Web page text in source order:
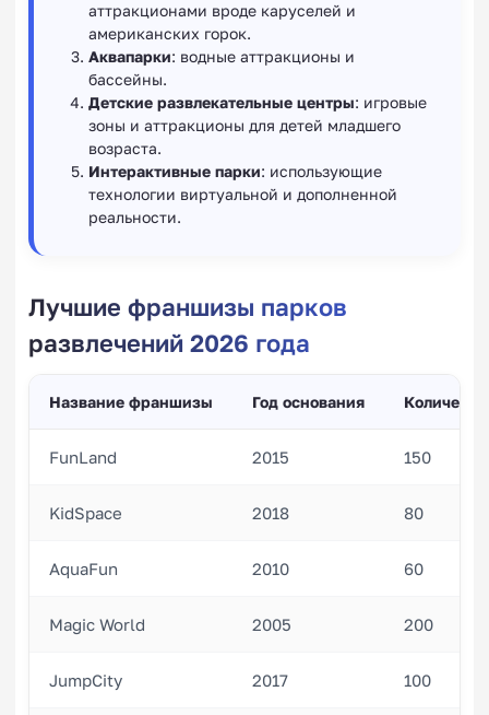
аттракционами вроде каруселей и
американских горок.
Аквапарки: водные аттракционы и
бассейны.
Детские развлекательные центры: игровые
зоны и аттракционы для детей младшего
возраста.
Интерактивные парки: использующие
технологии виртуальной и дополненной
реальности.
Лучшие франшизы парков
развлечений 2026 года
Название франшизы Год основания
FunLand 2015 150
KidSpace 2018 80
AquaFun 2010 60
Magic World 2005 200
JumpCity 2017 100